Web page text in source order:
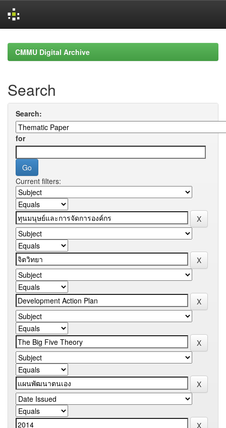
navigationCMMU Digital Archive
Search
Search:
for
Current filters: